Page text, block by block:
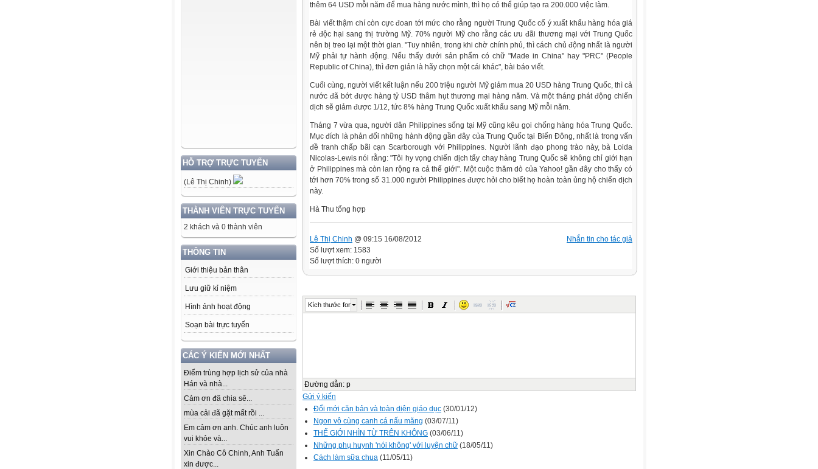
HỖ TRỢ TRỰC TUYẾN
(Lê Thị Chinh)
THÀNH VIÊN TRỰC TUYẾN
2 khách và 0 thành viên
THÔNG TIN
Giới thiệu bản thân
Lưu giữ kỉ niệm
Hình ảnh hoạt động
Soạn bài trực tuyến
CÁC Ý KIẾN MỚI NHẤT
Điểm trùng hợp lịch sử của nhà
Hán và nhà...
Cảm ơn đã chia sẽ...
mùa cải đã gặt mất rồi ...
Em cảm ơn anh. Chúc anh luôn
vui khỏe và...
Xin Chào Cô Chinh, Anh Tuấn
xin được...
thêm 64 USD mỗi năm để mua hàng nước mình, thì họ có thể giúp tạo ra 200.000 việc làm.
Bài viết thậm chí còn cực đoan tới mức cho rằng người Trung Quốc cố ý xuất khẩu hàng hóa giá
rẻ độc hại sang thị trường Mỹ. 70% người Mỹ cho rằng các ưu đãi thương mại với Trung Quốc
nên bị treo lại một thời gian. "Tuy nhiên, trong khi chờ chính phủ, thì cách chủ động nhất là người
Mỹ phải tự hành động. Nếu thấy dưới sản phẩm có chữ "Made in China" hay "PRC" (People
Republic of China), thì đơn giản là hãy chọn một cái khác", bài báo viết.
Cuối cùng, người viết kết luận nếu 200 triệu người Mỹ giảm mua 20 USD hàng Trung Quốc, thì cả
nước đã bớt được hàng tỷ USD thâm hụt thương mại hàng năm. Và một tháng phát động chiến
dịch sẽ giảm được 1/12, tức 8% hàng Trung Quốc xuất khẩu sang Mỹ mỗi năm.
Tháng 7 vừa qua, người dân Philippines sống tại Mỹ cũng kêu gọi chống hàng hóa Trung Quốc.
Mục đích là phản đối những hành động gần đây của Trung Quốc tại Biển Đông, nhất là trong vấn
đề tranh chấp bãi cạn Scarborough với Philippines. Người lãnh đạo phong trào này, bà Loida
Nicolas-Lewis nói rằng: "Tôi hy vọng chiến dịch tẩy chay hàng Trung Quốc sẽ không chỉ giới hạn
ở Philippines mà còn lan rộng ra cả thế giới". Một cuộc thăm dò của Yahoo! gần đây cho thấy có
tới hơn 70% trong số 31.000 người Philippines được hỏi cho biết họ hoàn toàn ủng hộ chiến dịch
này.
Hà Thu tổng hợp
Nhắn tin cho tác giả
Lê Thị Chinh @ 09:15 16/08/2012
Số lượt xem: 1583
Số lượt thích: 0 người
Kích thước font
Đường dẫn: p
Gửi ý kiến
Đổi mới căn bản và toàn diện giáo dục (30/01/12)
Ngon vô cùng canh cá nấu măng (03/07/11)
THẾ GIỚI NHÌN TỪ TRÊN KHÔNG (03/06/11)
Những phụ huynh 'nói không' với luyện chữ (18/05/11)
Cách làm sữa chua (11/05/11)